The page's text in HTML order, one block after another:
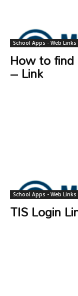
School Apps - Web Links
How to find
– Link
School Apps - Web Links
TIS Login